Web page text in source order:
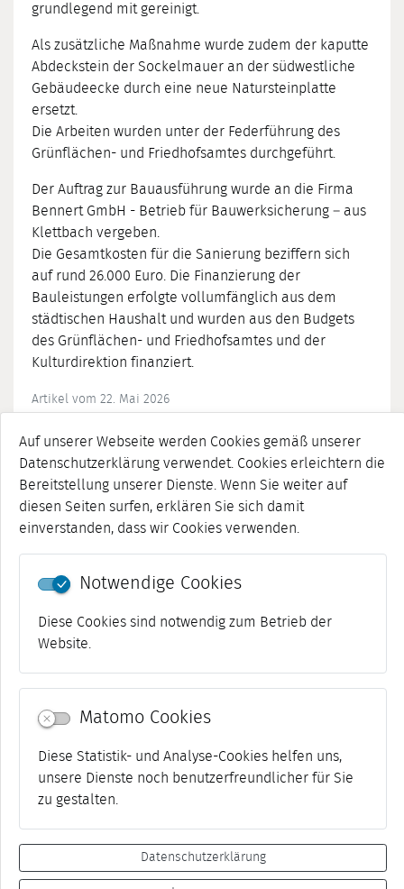
Auf unserer Webseite werden Cookies gemäß unserer
Datenschutzerklärung verwendet. Cookies erleichtern die
Bereitstellung unserer Dienste. Wenn Sie weiter auf
diesen Seiten surfen, erklären Sie sich damit
einverstanden, dass wir Cookies verwenden.
Notwendige Cookies
Diese Cookies sind notwendig zum Betrieb der
Website.
Matomo Cookies
Diese Statistik- und Analyse-Cookies helfen uns,
unsere Dienste noch benutzerfreundlicher für Sie
zu gestalten.
Datenschutzerklärung
grundlegend mit gereinigt.
Als zusätzliche Maßnahme wurde zudem der kaputte
Abdeckstein der Sockelmauer an der südwestliche
Gebäudeecke durch eine neue Natursteinplatte
ersetzt.
Die Arbeiten wurden unter der Federführung des
Grünflächen- und Friedhofsamtes durchgeführt.
Der Auftrag zur Bauausführung wurde an die Firma
Bennert GmbH - Betrieb für Bauwerksicherung – aus
Klettbach vergeben.
Die Gesamtkosten für die Sanierung beziffern sich
auf rund 26.000 Euro. Die Finanzierung der
Bauleistungen erfolgte vollumfänglich aus dem
städtischen Haushalt und wurden aus den Budgets
des Grünflächen- und Friedhofsamtes und der
Kulturdirektion finanziert.
Artikel vom 22. Mai 2026
Abdeckstein der Sockelmauer an der südwestliche
©